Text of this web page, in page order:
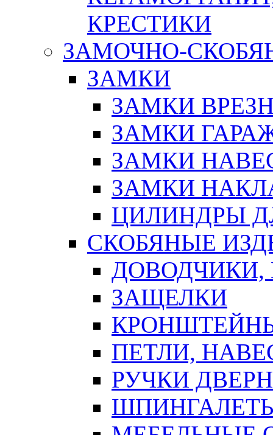
КРЕСТИКИ
ЗАМОЧНО-
ЗАМКИ
ЗАМКИ
ЗАМКИ
ЗАМКИ
ЗАМКИ
ЦИЛИНДРЫ
СКОБЯНЫЕ
ЗАЩЕЛКИ
ПЕТЛИ,
РУЧКИ